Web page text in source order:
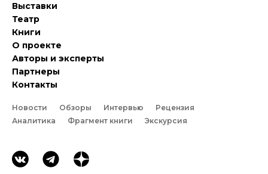
Выставки
Театр
Книги
О проекте
Авторы и эксперты
Партнеры
Контакты
Новости Обзоры Интервью
Рецензия
Аналитика
Фрагмент книги Экскурсия